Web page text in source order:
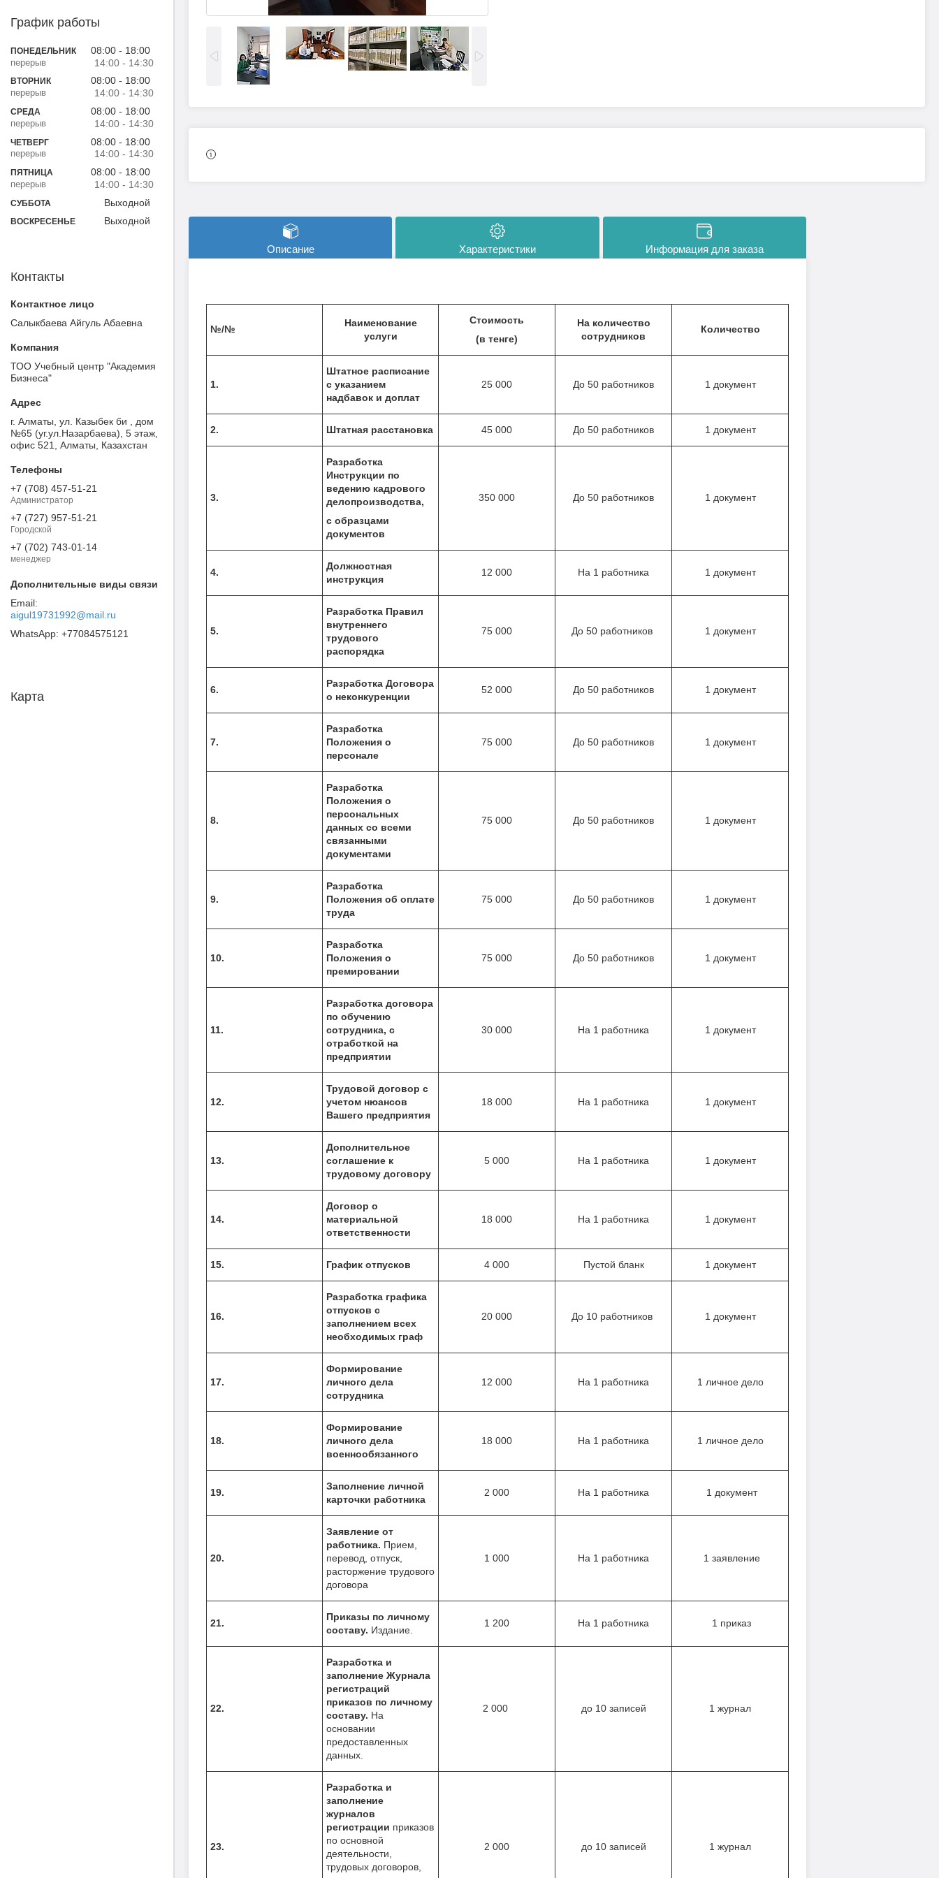
Описание Характеристики Информация для заказа
№/№
Наименование
услуги
Стоимость
(в тенге)
На количество
сотрудников
Количество
1.
Штатное расписание
с указанием
надбавок и доплат
25 000 До 50 работников 1 документ
2. Штатная расстановка 45 000 До 50 работников 1 документ
3.
Разработка
Инструкции по
ведению кадрового
делопроизводства,
с образцами
документов
350 000 До 50 работников 1 документ
4.
Должностная
инструкция
12 000 На 1 работника 1 документ
5.
Разработка Правил
внутреннего
трудового
распорядка
75 000 До 50 работников 1 документ
6.
Разработка Договора
о неконкуренции
52 000 До 50 работников 1 документ
7.
Разработка
Положения о
персонале
75 000 До 50 работников 1 документ
8.
Разработка
Положения о
персональных
данных со всеми
связанными
документами
75 000 До 50 работников 1 документ
9.
Разработка
Положения об оплате
труда
75 000 До 50 работников 1 документ
10.
Разработка
Положения о
премировании
75 000 До 50 работников 1 документ
11.
Разработка договора
по обучению
сотрудника, с
отработкой на
предприятии
30 000 На 1 работника 1 документ
12.
Трудовой договор с
учетом нюансов
Вашего предприятия
18 000 На 1 работника 1 документ
13.
Дополнительное
соглашение к
трудовому договору
5 000 На 1 работника 1 документ
14.
Договор о
материальной
ответственности
18 000 На 1 работника 1 документ
15. График отпусков 4 000 Пустой бланк 1 документ
16.
Разработка графика
отпусков с
заполнением всех
необходимых граф
20 000 До 10 работников 1 документ
17.
Формирование
личного дела
сотрудника
12 000 На 1 работника 1 личное дело
18.
Формирование
личного дела
военнообязанного
18 000 На 1 работника 1 личное дело
19.
Заполнение личной
карточки работника
2 000 На 1 работника 1 документ
20.
Заявление от
работника. Прием,
перевод, отпуск,
расторжение трудового
договора
1 000 На 1 работника 1 заявление
21.
Приказы по личному
составу. Издание.
1 200 На 1 работника 1 приказ
22.
Разработка и
заполнение Журнала
регистраций
приказов по личному
составу. На
основании
предоставленных
данных.
2 000 до 10 записей 1 журнал
23.
Разработка и
заполнение
журналов
регистрации приказов
по основной
деятельности,
трудовых договоров,
2 000 до 10 записей 1 журнал
График работы
ПОНЕДЕЛЬНИК 08:00
18:00
14:00
14:30
ВТОРНИК 08:00
18:00
14:00
14:30
СРЕДА 08:00
18:00
14:00
14:30
ЧЕТВЕРГ 08:00
18:00
14:00
14:30
ПЯТНИЦА 08:00
18:00
14:00
14:30
СУББОТА Выходной
ВОСКРЕСЕНЬЕ Выходной
Контакты
Салыкбаева Айгуль Абаевна
ТОО Учебный центр "Академия
Бизнеса"
г. Алматы, ул. Казыбек би , дом
№65 (уг.ул.Назарбаева), 5 этаж,
офис 521, Алматы, Казахстан
+7 (708) 457-51-21
Администратор
+7 (727) 957-51-21
Городской
+7 (702) 743-01-14
менеджер
aigul19731992@mail.ru
+77084575121
Карта